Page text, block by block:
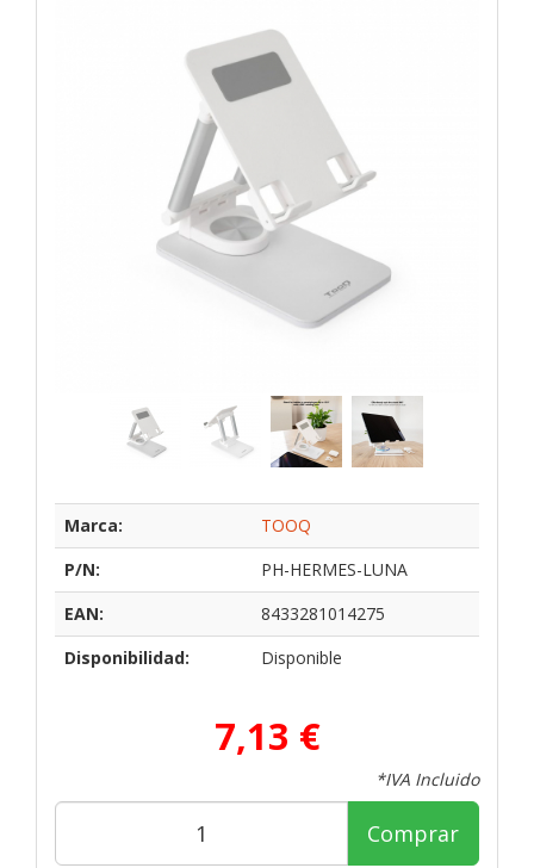
Marca:
TOOQ
P/N:
PH-HERMES-LUNA
EAN:
8433281014275
Disponibilidad:
Disponible
7,13 €
*IVA Incluido
Comprar